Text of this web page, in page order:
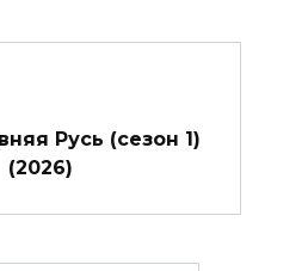
Русь (сезон 1)
(2026)